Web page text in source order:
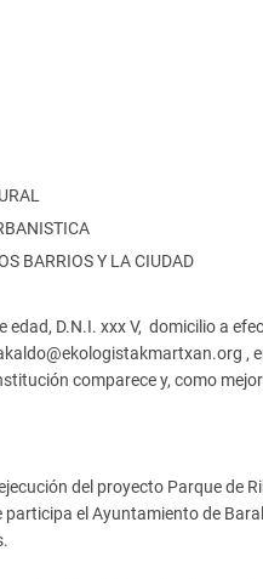
BARRIOS Y LA CIUDAD
edad, D.N.I. xxx V, domicilio a
,
comparece y, como
del proyecto Parque de
el Ayuntamiento de